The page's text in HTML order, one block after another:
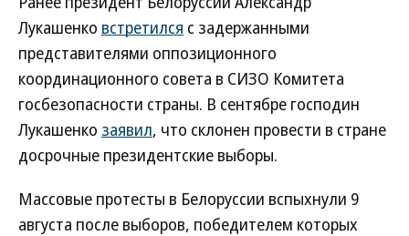
Лукашенко встретился с задержанными
представителями оппозиционного
координационного совета в СИЗО Комитета
госбезопасности страны. В сентябре господин
Лукашенко заявил, что склонен провести в стране
досрочные президентские выборы.
Массовые протесты в Белоруссии вспыхнули 9
августа после выборов, победителем которых